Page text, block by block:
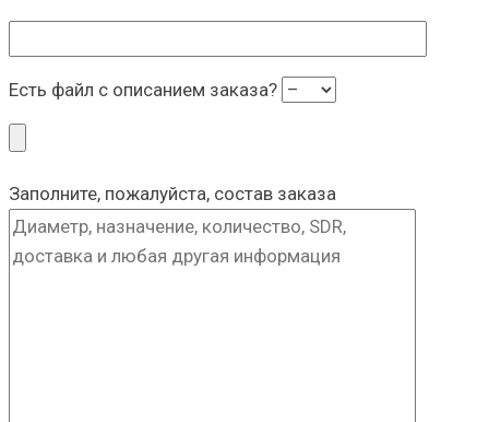
Есть файл с описанием заказа?
Заполните, пожалуйста, состав заказа